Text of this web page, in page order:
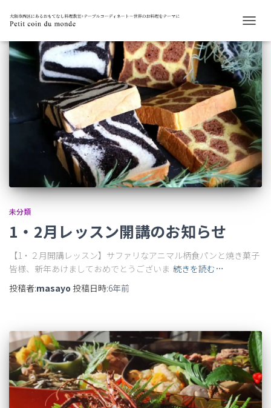
ビ
ゲ
ー
シ
ョ
ン
を
切
り
替
え
未分類
1・2月レッスン開講のお知らせ
【1・２月開講レッスン】サファリなアニマル柄食パンと焼き菓子
皆様、新年あけましておめでとうございま 続きを読む…
投稿者:masayo 投稿日時:6年前